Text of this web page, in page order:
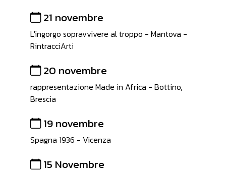
21 novembre
L'ingorgo sopravvivere al troppo - Mantova -
RintracciArti
20 novembre
rappresentazione Made in Africa - Bottino,
Brescia
19 novembre
Spagna 1936 - Vicenza
15 Novembre